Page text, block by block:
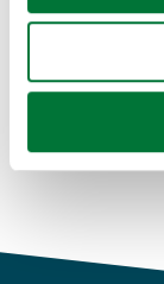
Recopilar
Identificar
para
Obtenga más
de cookies.
Coches de